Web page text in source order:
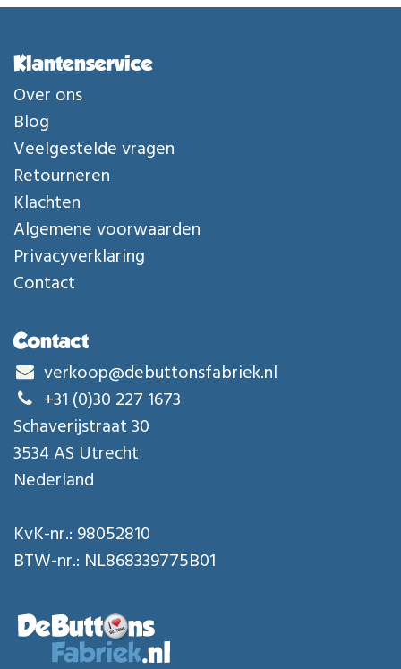
Klantenservice
Over ons
Blog
Veelgestelde vragen
Retourneren
Klachten
Algemene voorwaarden
Privacyverklaring
Contact
Contact
verkoop@debuttonsfabriek.nl
+31 (0)30 227 1673
Schaverijstraat 30
3534 AS Utrecht
Nederland
KvK-nr.: 98052810
BTW-nr.: NL868339775B01